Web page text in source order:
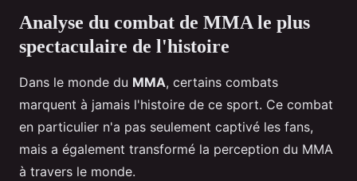
Analyse du combat de MMA le plus
spectaculaire de l'histoire
Dans le monde du MMA, certains combats
marquent à jamais l'histoire de ce sport. Ce combat
en particulier n'a pas seulement captivé les fans,
mais a également transformé la perception du MMA
à travers le monde.